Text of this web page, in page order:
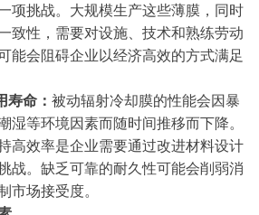
项挑战。大规模生产这些薄膜，同时
致性，需要对设施、技术和熟练劳动
能会阻碍企业以经济高效的方式满足
寿命： 被动辐射冷却膜的性能会因暴
湿等环境因素而随时间推移而下降。
高效率是企业需要通过改进材料设计
战。缺乏可靠的耐久性可能会削弱消
市场接受度。